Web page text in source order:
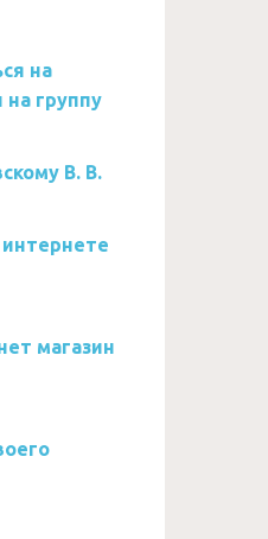
на
на группу
В. В.
магазин